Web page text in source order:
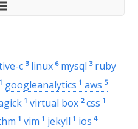
c 3 linux 6 mysql 3 ruby
1 googleanalytics 1 aws 5
1 virtual box 2 css 1
1 vim 1 jekyll 1 ios 4